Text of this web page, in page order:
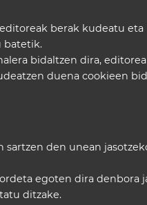
berak kudeatu eta
batetik.
bidaltzen dira,
duena cookieen
sartzen den unean
egoten dira denbora
ditzake.